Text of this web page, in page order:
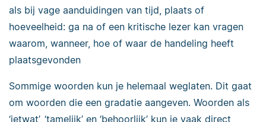
als bij vage aanduidingen van tijd, plaats of
hoeveelheid: ga na of een kritische lezer kan vragen
waarom, wanneer, hoe of waar de handeling heeft
plaatsgevonden
Sommige woorden kun je helemaal weglaten. Dit gaat
om woorden die een gradatie aangeven. Woorden als
‘ietwat’, ‘tamelijk’ en ‘behoorlijk’ kun je vaak direct